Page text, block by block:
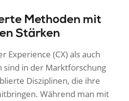
Methoden mit
Stärken
Experience (CX) als auch
sind in der Marktforschung
Disziplinen, die ihre
Während man mit